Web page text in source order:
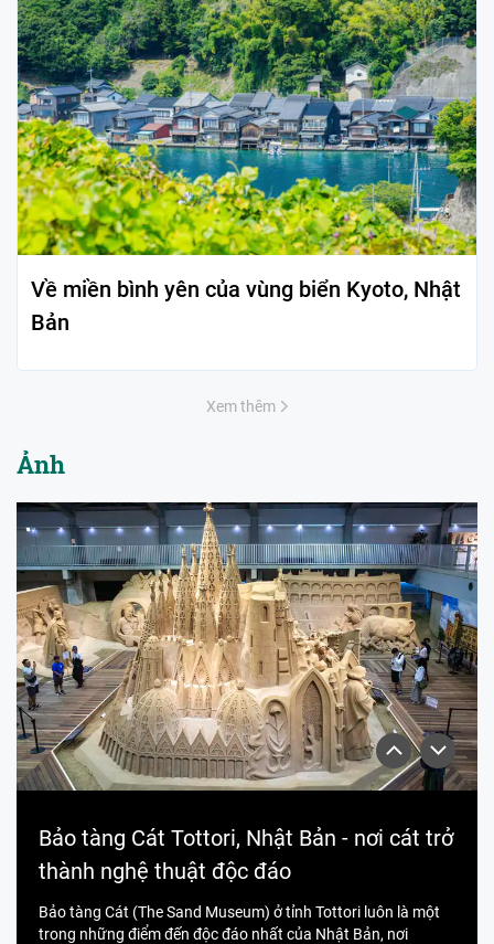
Về miền bình yên của vùng biển Kyoto, Nhật
Bản
Xem thêm
Ảnh
Bảo tàng Cát Tottori, Nhật Bản - nơi cát trở
thành nghệ thuật độc đáo
Bảo tàng Cát (The Sand Museum) ở tỉnh Tottori luôn là một
trong những điểm đến độc đáo nhất của Nhật Bản, nơi